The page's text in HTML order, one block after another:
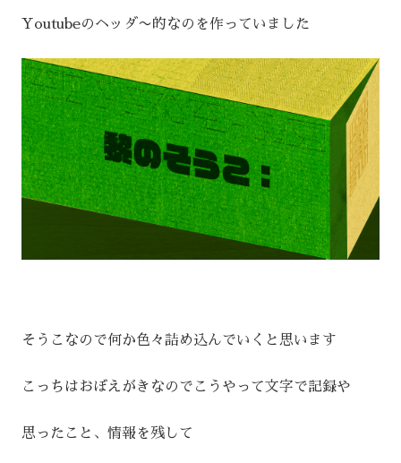
Youtubeのヘッダ〜的なのを作っていました
そうこなので何か色々詰め込んでいくと思います
こっちはおぼえがきなのでこうやって文字で記録や
思ったこと、情報を残して